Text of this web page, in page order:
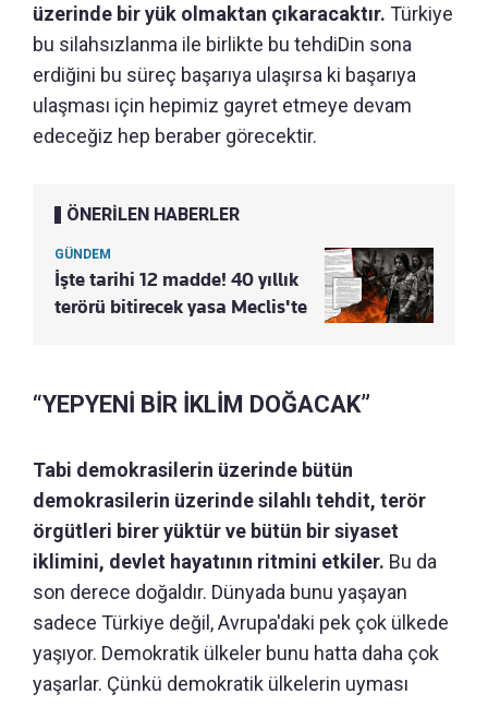
üzerinde bir yük olmaktan çıkaracaktır. Türkiye
bu silahsızlanma ile birlikte bu tehdiDin sona
erdiğini bu süreç başarıya ulaşırsa ki başarıya
ulaşması için hepimiz gayret etmeye devam
edeceğiz hep beraber görecektir.
ÖNERİLEN HABERLER
GÜNDEM
İşte tarihi 12 madde! 40 yıllık
terörü bitirecek yasa Meclis'te
“YEPYENİ BİR İKLİM DOĞACAK”
Tabi demokrasilerin üzerinde bütün
demokrasilerin üzerinde silahlı tehdit, terör
örgütleri birer yüktür ve bütün bir siyaset
iklimini, devlet hayatının ritmini etkiler. Bu da
son derece doğaldır. Dünyada bunu yaşayan
sadece Türkiye değil, Avrupa'daki pek çok ülkede
yaşıyor. Demokratik ülkeler bunu hatta daha çok
yaşarlar. Çünkü demokratik ülkelerin uyması